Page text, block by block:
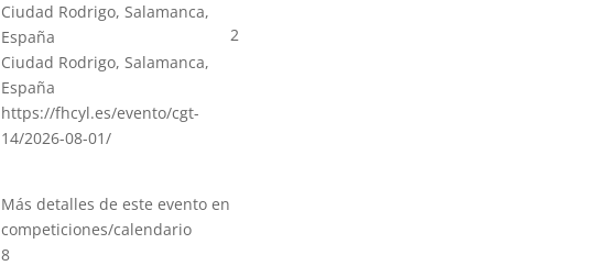
Ciudad Rodrigo, Salamanca,
España
Ciudad Rodrigo, Salamanca,
España
https://fhcyl.es/evento/cgt-
14/2026-08-01/
Más detalles de este evento en
competiciones/calendario
2
8